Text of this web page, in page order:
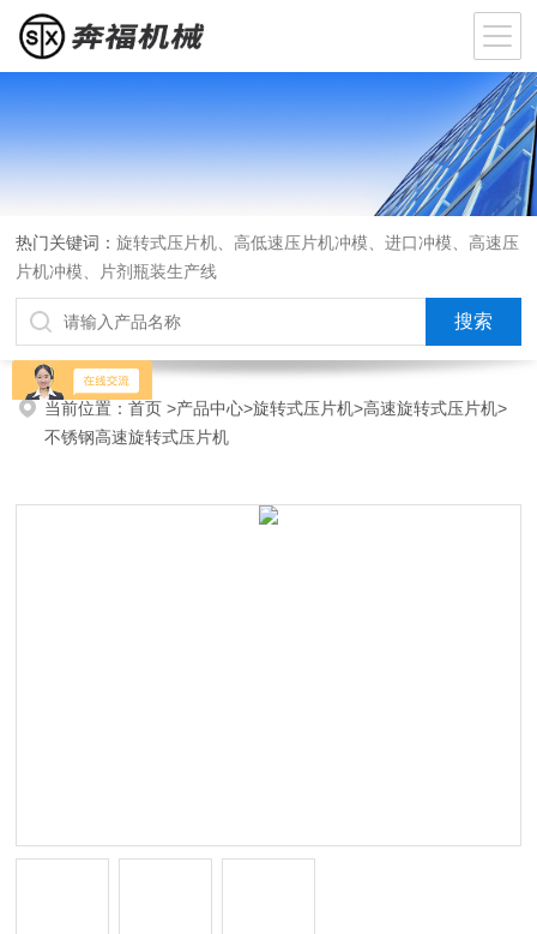
热门关键词：旋转式压片机、高低速压片机冲模、进口冲模、高速压
片机冲模、片剂瓶装生产线
当前位置：首页>产品中心>旋转式压片机>高速旋转式压片机>
不锈钢高速旋转式压片机